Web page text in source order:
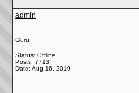
admin
Guru
Status: Offline
Posts: 7713
Date: Aug 16, 2019